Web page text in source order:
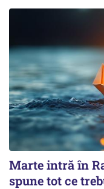
Marte intră în
spune tot ce